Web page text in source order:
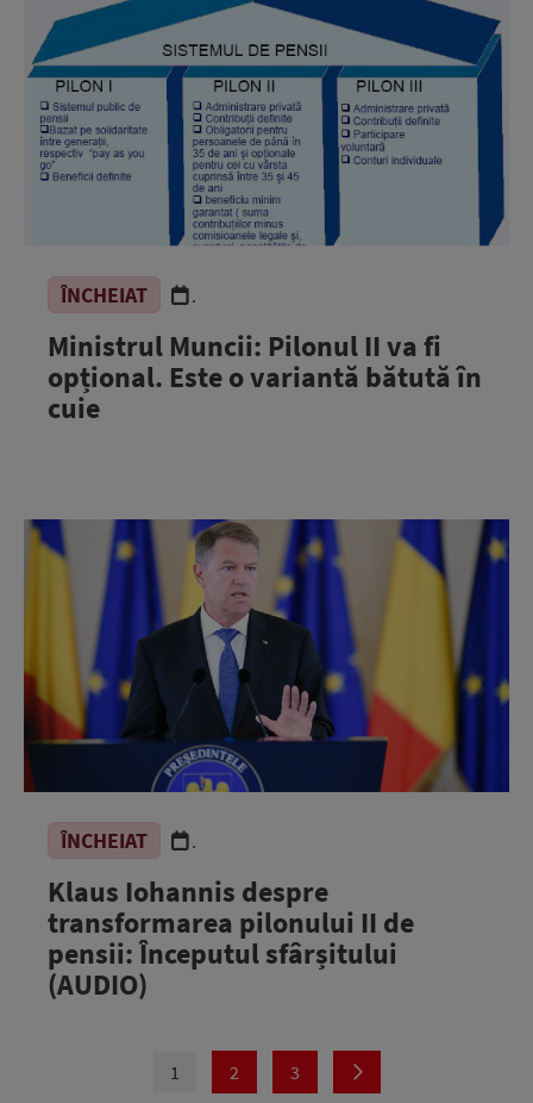
ÎNCHEIAT .
Ministrul Muncii: Pilonul II va fi
opțional. Este o variantă bătută în
cuie
ÎNCHEIAT .
Klaus Iohannis despre
transformarea pilonului II de
pensii: Începutul sfârșitului
(AUDIO)
1 2 3